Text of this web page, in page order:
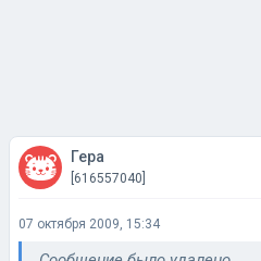
Гера
[616557040]
07 октября 2009, 15:34